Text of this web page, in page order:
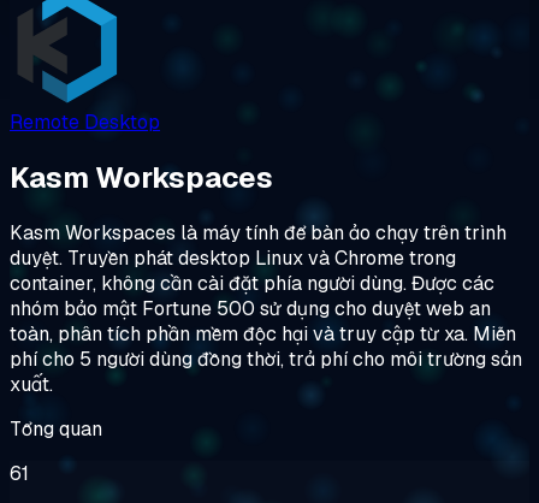
Remote Desktop
Kasm Workspaces
Kasm Workspaces là máy tính để bàn ảo chạy trên trình
duyệt. Truyền phát desktop Linux và Chrome trong
container, không cần cài đặt phía người dùng. Được các
nhóm bảo mật Fortune 500 sử dụng cho duyệt web an
toàn, phân tích phần mềm độc hại và truy cập từ xa. Miễn
phí cho 5 người dùng đồng thời, trả phí cho môi trường sản
xuất.
Tổng quan
61